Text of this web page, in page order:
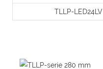
TLLP-LED24LV